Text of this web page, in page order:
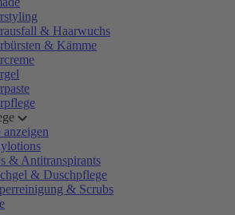
& Haarwuchs
& Kämme
& Antitranspirants
& Duschpflege
& Scrubs